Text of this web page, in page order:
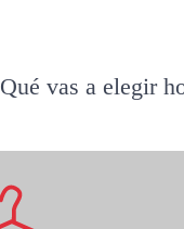
vas a elegir